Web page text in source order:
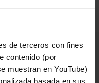
de terceros con fines
contenido (por
muestran en YouTube)
basada en sus